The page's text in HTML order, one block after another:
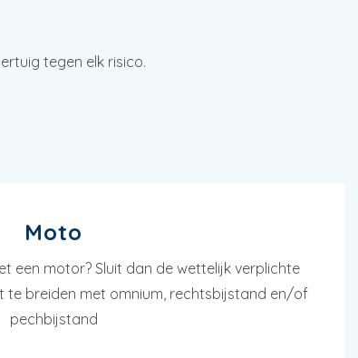
tegen elk risico.
Moto
een motor? Sluit dan de wettelijk verplichte
te breiden met omnium, rechtsbijstand en/of
pechbijstand